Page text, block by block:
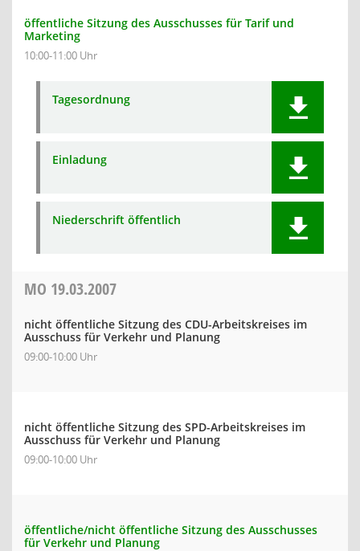
öffentliche Sitzung des Ausschusses für Tarif und
Marketing
10:00-11:00 Uhr
Tagesordnung
Einladung
Niederschrift öffentlich
MO 19.03.2007
nicht öffentliche Sitzung des CDU-Arbeitskreises im
Ausschuss für Verkehr und Planung
09:00-10:00 Uhr
nicht öffentliche Sitzung des SPD-Arbeitskreises im
Ausschuss für Verkehr und Planung
09:00-10:00 Uhr
öffentliche/nicht öffentliche Sitzung des Ausschusses
für Verkehr und Planung